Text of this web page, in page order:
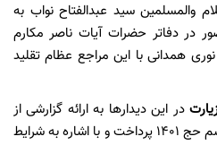
والمسلمین سید عبدالفتاح نواب به
در دفاتر حضرات آیات ناصر مکارم
همدانی با این مراجع عظام تقلید
در این دیدارها به ارائه گزارشی از
به مراسم حج 1401 پرداخت و با اشاره به شرایط